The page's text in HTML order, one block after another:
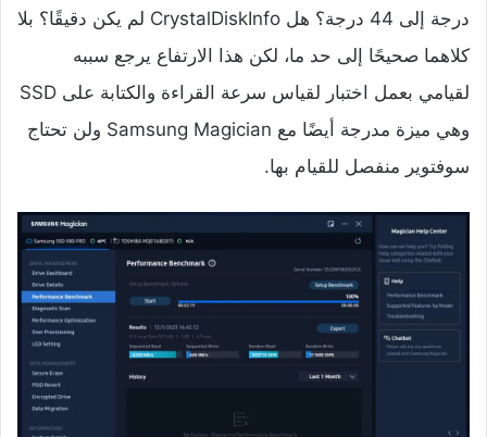
درجة إلى 44 درجة؟ هل CrystalDiskInfo لم يكن دقيقًا؟ بلا
كلاهما صحيحًا إلى حد ما، لكن هذا الارتفاع يرجع سببه
لقيامي بعمل اختبار لقياس سرعة القراءة والكتابة على SSD
وهي ميزة مدرجة أيضًا مع Samsung Magician ولن تحتاج
سوفتوير منفصل للقيام بها.